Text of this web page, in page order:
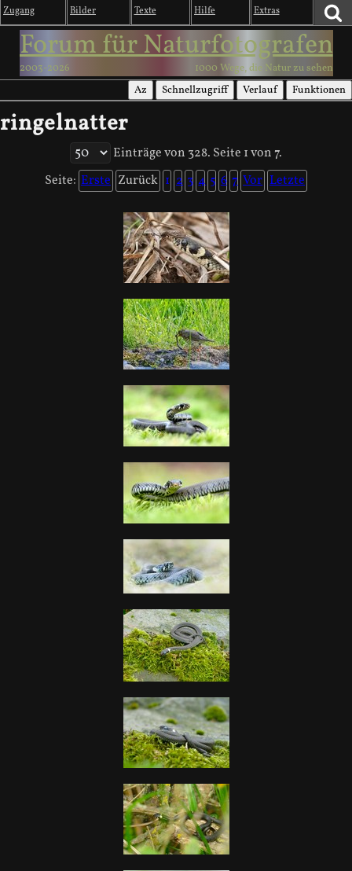
Zugang Bilder Texte Hilfe Extras
Forum für Naturfotografen
2003-2026 1000 Wege, die Natur zu sehen
Az Schnellzugriff Verlauf Funktionen
ringelnatter
Einträge von 328. Seite 1 von 7.
Seite: Erste Zurück 1 2 3 4 5 6 7 Vor Letzte